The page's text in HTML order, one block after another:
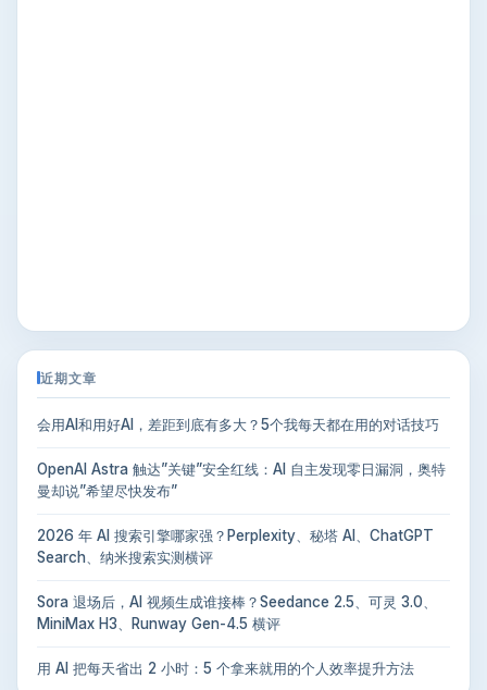
近期文章
会用AI和用好AI，差距到底有多大？5个我每天都在用的对话技巧
OpenAI Astra 触达”关键”安全红线：AI 自主发现零日漏洞，奥特
曼却说”希望尽快发布”
2026 年 AI 搜索引擎哪家强？Perplexity、秘塔 AI、ChatGPT
Search、纳米搜索实测横评
Sora 退场后，AI 视频生成谁接棒？Seedance 2.5、可灵 3.0、
MiniMax H3、Runway Gen-4.5 横评
用 AI 把每天省出 2 小时：5 个拿来就用的个人效率提升方法